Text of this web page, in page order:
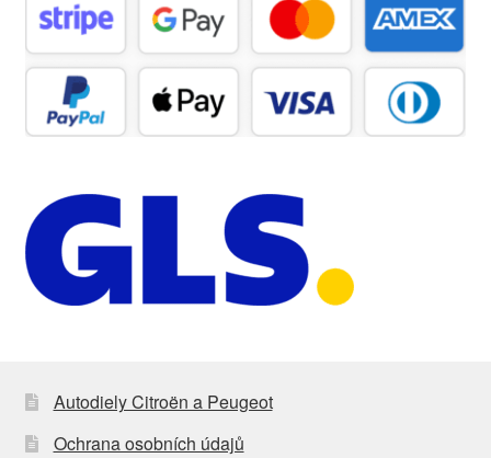
Autodiely Citroën a Peugeot
Ochrana osobních údajů